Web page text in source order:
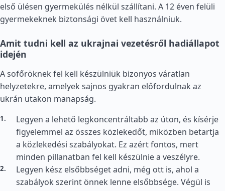
első ülésen gyermekülés nélkül szállítani. A 12 éven felüli
gyermekeknek biztonsági övet kell használniuk.
Amit tudni kell az ukrajnai vezetésről hadiállapot
idején
A sofőröknek fel kell készülniük bizonyos váratlan
helyzetekre, amelyek sajnos gyakran előfordulnak az
ukrán utakon manapság.
Legyen a lehető legkoncentráltabb az úton, és kísérje
figyelemmel az összes közlekedőt, miközben betartja
a közlekedési szabályokat. Ez azért fontos, mert
minden pillanatban fel kell készülnie a veszélyre.
Legyen kész elsőbbséget adni, még ott is, ahol a
szabályok szerint önnek lenne elsőbbsége. Végül is